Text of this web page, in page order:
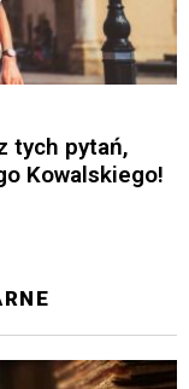
tych pytań,
Kowalskiego!